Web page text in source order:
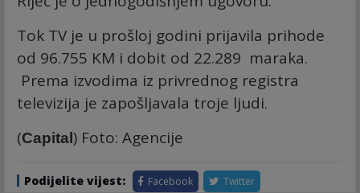
Tok TV je u prošloj godini prijavila prihode
od 96.755 KM i dobit od 22.289 maraka.
Prema izvodima iz privrednog registra
televizija je zapošljavala troje ljudi.
(Capital) Foto: Agencije
Podijelite vijest: Facebook Twitter